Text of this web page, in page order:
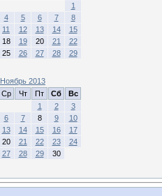
1
4 5 6 7
8
11 12 13 14
15
18 19 20 21
22
25 26 27 28
29
Ноябрь 2013
Ср Чт Пт Сб
Вс
1
2
3
6 7 8 9
10
13 14 15 16
17
20 21 22 23
24
27 28 29 30